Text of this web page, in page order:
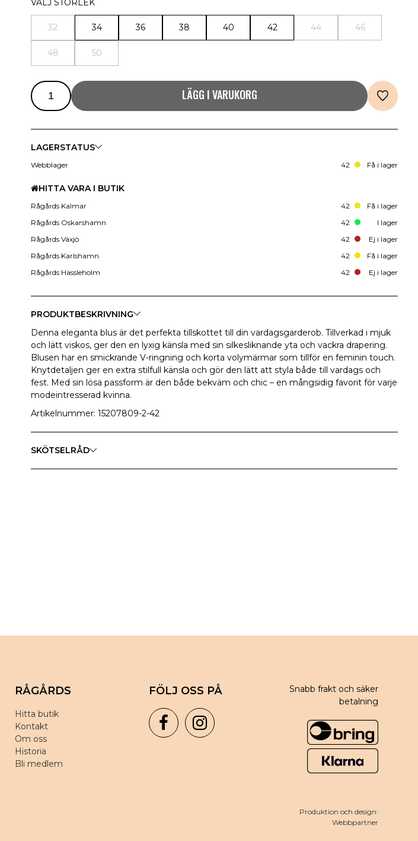
VÄLJ STORLEK
32 34 36 38 40 42 44 46
48 50
LÄGG I VARUKORG
LAGERSTATUS
Webblager 42 Få i lager
HITTA VARA I BUTIK
Rågårds Kalmar 42
Få i lager
Rågårds Oskarshamn
42
I lager
Rågårds Växjö
42
Ej i lager
Rågårds Karlshamn
42
Få i lager
Rågårds Hässleholm
42 Ej i lager
PRODUKTBESKRIVNING
Denna eleganta blus är det perfekta tillskottet till din vardagsgarderob. Tillverkad i mjuk
och lätt viskos, ger den en lyxig känsla med sin silkesliknande yta och vackra drapering.
Blusen har en smickrande V-ringning och korta volymärmar som tillför en feminin touch.
Knytdetaljen ger en extra stilfull känsla och gör den lätt att styla både till vardags och
fest. Med sin lösa passform är den både bekväm och chic – en mångsidig favorit för varje
modeintresserad kvinna.
Artikelnummer: 15207809-2-42
SKÖTSELRÅD
RÅGÅRDS
Hitta butik
Kontakt
Om oss
Historia
Bli medlem
FÖLJ OSS PÅ
Snabb frakt och säker
betalning
Produktion och design:
Webbpartner